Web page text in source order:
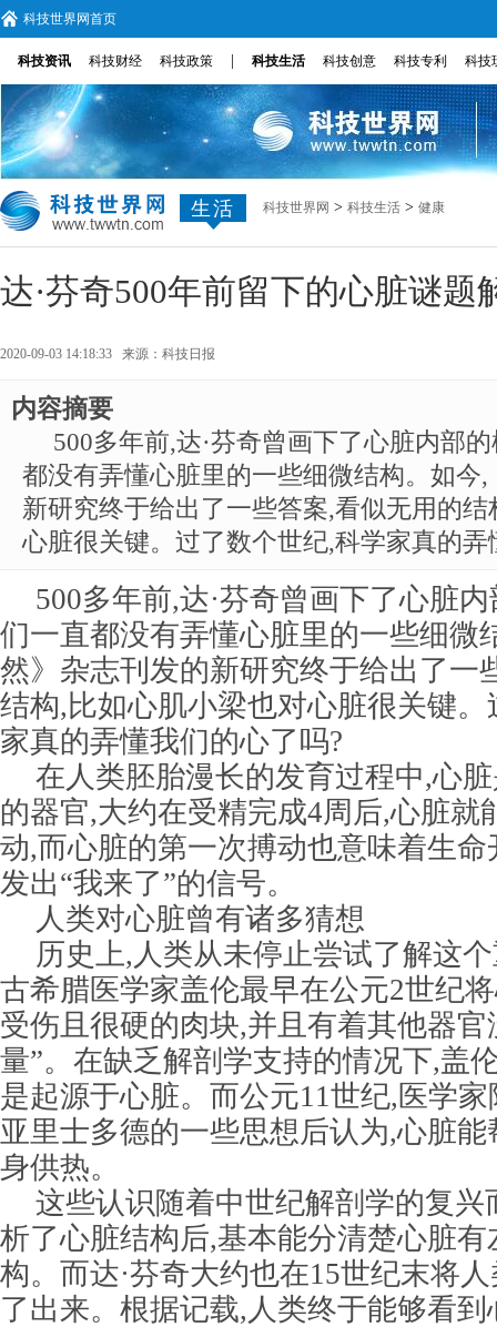
科技世界网首页
科技资讯 科技财经 科技政策 科技生活 科技创意 科技专利 科技
生活 科技世界网 > 科技生活 > 健康
达·芬奇500年前留下的心脏谜题
2020-09-03 14:18:33 来源： 科技日报
内容摘要
500多年前,达·芬奇曾画下了心脏内部
都没有弄懂心脏里的一些细微结构。如今
新研究终于给出了一些答案,看似无用的
心脏很关键。过了数个世纪,科学家真的弄
500多年前,达·芬奇曾画下了心脏
们一直都没有弄懂心脏里的一些细微
然》杂志刊发的新研究终于给出了一
结构,比如心肌小梁也对心脏很关键
家真的弄懂我们的心了吗?
在人类胚胎漫长的发育过程中,心
的器官,大约在受精完成4周后,心脏就
动,而心脏的第一次搏动也意味着生
发出“我来了”的信号。
人类对心脏曾有诸多猜想
历史上,人类从未停止尝试了解这
古希腊医学家盖伦最早在公元2世纪
受伤且很硬的肉块,并且有着其他器
量”。在缺乏解剖学支持的情况下,盖
是起源于心脏。而公元11世纪,医学
亚里士多德的一些思想后认为,心脏
身供热。
这些认识随着中世纪解剖学的复兴
析了心脏结构后,基本能分清楚心脏
构。而达·芬奇大约也在15世纪末将
了出来。根据记载,人类终于能够看